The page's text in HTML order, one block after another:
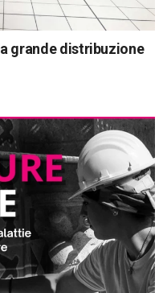
grande distribuzione